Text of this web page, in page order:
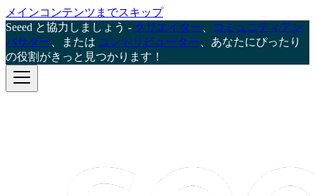
メインコンテンツまでスキップ
Seeed と協力しましょう - クリエイター
コミュニティアン
バサダー 、または コントリビューター 、あなたにぴったり
の役割がきっと見つかります！